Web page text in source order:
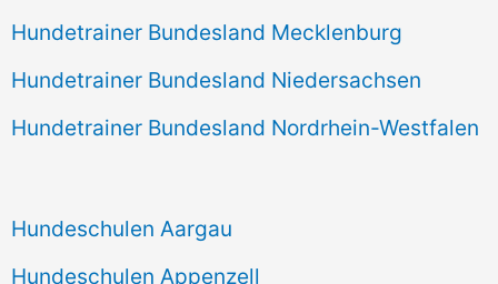
Hundetrainer Bundesland Mecklenburg
Hundetrainer Bundesland Niedersachsen
Hundetrainer Bundesland Nordrhein-Westfalen
Hundeschulen Aargau
Hundeschulen Appenzell